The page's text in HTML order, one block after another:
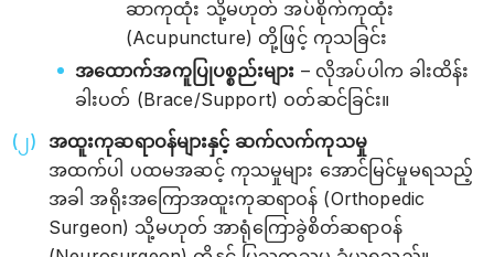
ဆာကုထုံး သို့မဟုတ် အပ်စိုက်ကုထုံး
(Acupuncture) တို့ဖြင့် ကုသခြင်း
အထောက်အကူပြုပစ္စည်းများ – လိုအပ်ပါက ခါးထိန်း
ခါးပတ် (Brace/Support) ဝတ်ဆင်ခြင်း။
အထူးကုဆရာဝန်များနှင့် ဆက်လက်ကုသမှု
အထက်ပါ ပထမအဆင့် ကုသမှုများ အောင်မြင်မှုမရသည့်
အခါ အရိုးအကြောအထူးကုဆရာဝန် (Orthopedic
Surgeon) သို့မဟုတ် အာရုံကြောခွဲစိတ်ဆရာဝန်